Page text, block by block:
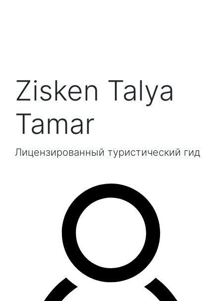
Zisken Talya
Tamar
Лицензированный туристический гид